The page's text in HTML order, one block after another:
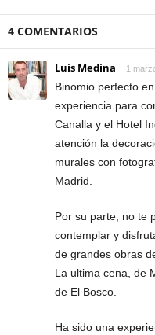
4 COMENTARIOS
Luis Medina 1
Binomio perfecto
experiencia para
Canalla y el Hotel
atención la
murales con
Madrid.
Por su parte, no te
contemplar y
de grandes obras
La ultima cena, de
de El Bosco.
Ha sido una